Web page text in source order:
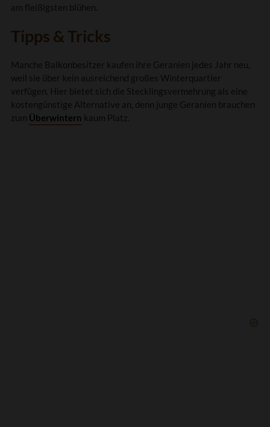
am fleißigsten blühen.
Tipps & Tricks
Manche Balkonbesitzer kaufen ihre Geranien jedes Jahr neu,
weil sie über kein ausreichend großes Winterquartier
verfügen. Hier bietet sich die Stecklingsvermehrung als eine
kostengünstige Alternative an, denn junge Geranien brauchen
zum Überwintern kaum Platz.